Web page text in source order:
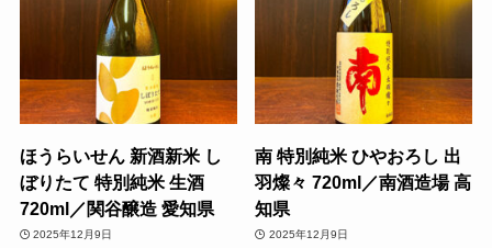
ほうらいせん 新酒新米 し
ぼりたて 特別純米 生酒
720ml／関谷醸造 愛知県
2025年12月9日
南 特別純米 ひやおろし 出
羽燦々 720ml／南酒造場 高
知県
2025年12月9日